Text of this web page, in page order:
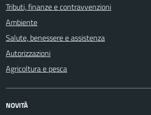
Tributi, finanze e contravvenzioni
Ambiente
Salute, benessere e assistenza
Autorizzazioni
Agricoltura e pesca
NOVITÀ